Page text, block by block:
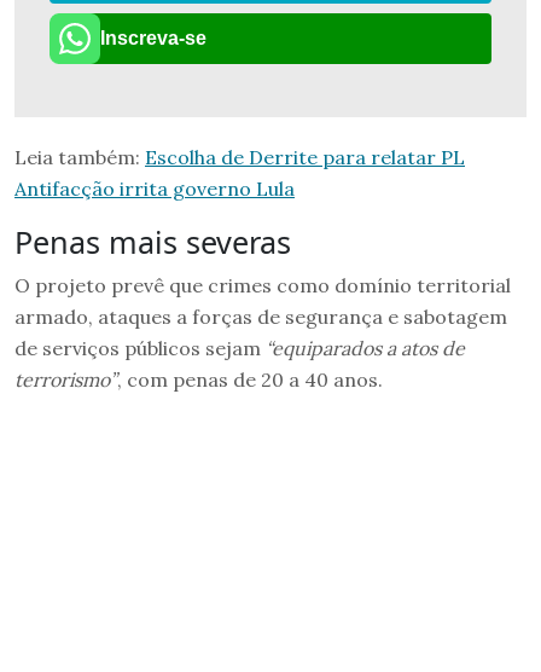
Inscreva-se
Leia também: Escolha de Derrite para relatar PL
Antifacção irrita governo Lula
Penas mais severas
O projeto prevê que crimes como domínio territorial
armado, ataques a forças de segurança e sabotagem
de serviços públicos sejam “equiparados a atos de
terrorismo”, com penas de 20 a 40 anos.